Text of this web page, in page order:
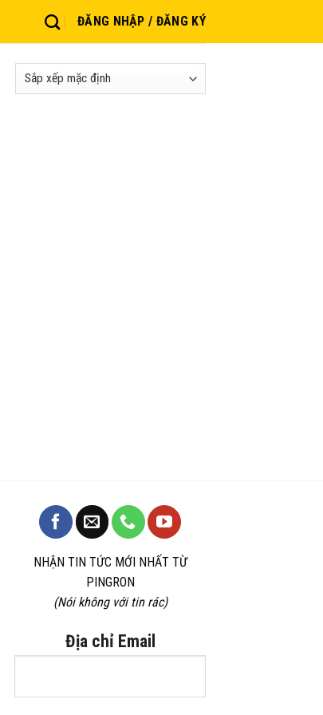
ĐĂNG NHẬP / ĐĂNG KÝ
NHẬN TIN TỨC MỚI NHẤT TỪ
PINGRON
(Nói không với tin rác)
Địa chỉ Email